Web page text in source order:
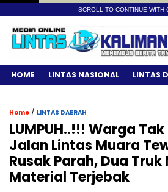
SCROLL TO CONTINUE WITH
HOME LINTAS NASIONAL LINTAS
Home / LINTAS DAERAH
LUMPUH..!!! Warga
Jalan Lintas Muara
Rusak Parah, Dua
Material Terjebak